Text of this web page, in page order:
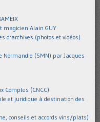
magicien Alain GUY
d'archives (photos et vidéos)
Normandie (SMN) par Jacques
Comptes (CNCC)
et juridique à destination des
conseils et accords vins/plats)